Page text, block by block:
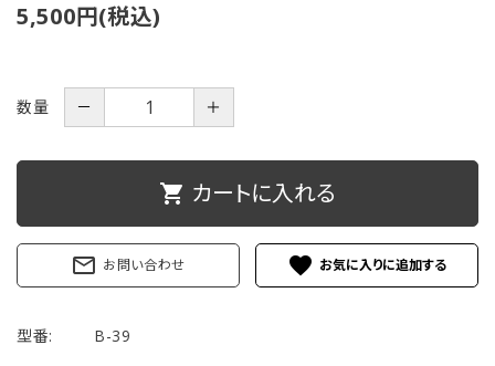
5,500円(税込)
数量 － ＋
shopping_cart カートに入れる
mail_outline お問い合わせ favorite
型番: B-39